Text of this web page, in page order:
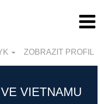
ZOBRAZIT PROFIL
VIETNAMU